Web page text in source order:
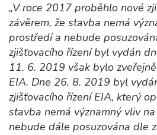
„V roce 2017 proběhlo nové
závěrem, že stavba nemá
prostředí a nebude
zjišťovacího řízení byl vydán
11. 6. 2019 však bylo
EIA. Dne 26. 8. 2019 byl
zjišťovacího řízení EIA, který
stavba nemá významný vliv
nebude dále posuzována dle